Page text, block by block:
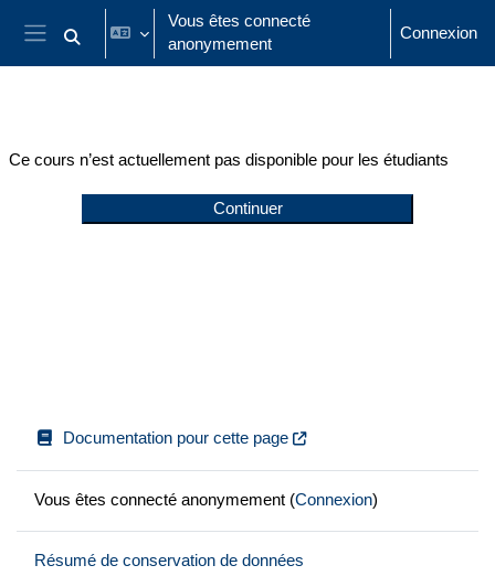
Passer au contenu principal
Panneau latéral
Activer/désactiver la saisie de recherche
Vous êtes connecté
anonymement
Connexion
Ce cours n’est actuellement pas disponible pour les étudiants
Continuer
Documentation pour cette page
Vous êtes connecté anonymement (Connexion)
Résumé de conservation de données